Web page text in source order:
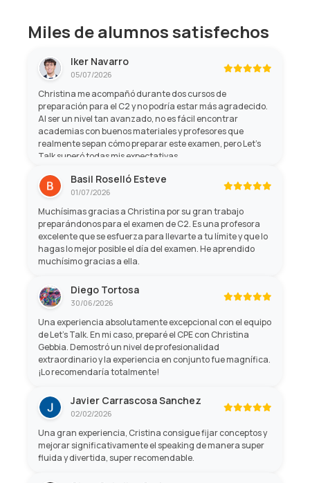
Miles de alumnos satisfechos
Iker Navarro
05/07/2026
Christina me acompañó durante dos cursos de
preparación para el C2 y no podría estar más agradecido.
Al ser un nivel tan avanzado, no es fácil encontrar
academias con buenos materiales y profesores que
realmente sepan cómo preparar este examen, pero Let's
Talk superó todas mis expectativas.
Basil Roselló Esteve
01/07/2026
Muchísimas gracias a Christina por su gran trabajo
preparándonos para el examen de C2. Es una profesora
excelente que se esfuerza para llevarte a tu límite y que lo
hagas lo mejor posible el día del examen. He aprendido
muchísimo gracias a ella.
Diego Tortosa
30/06/2026
Una experiencia absolutamente excepcional con el equipo
de Let's Talk. En mi caso, preparé el CPE con Christina
Gebbia. Demostró un nivel de profesionalidad
extraordinario y la experiencia en conjunto fue magnífica.
¡Lo recomendaría totalmente!
Javier Carrascosa Sanchez
02/02/2026
Una gran experiencia, Cristina consigue fijar conceptos y
mejorar significativamente el speaking de manera super
fluida y divertida, super recomendable.